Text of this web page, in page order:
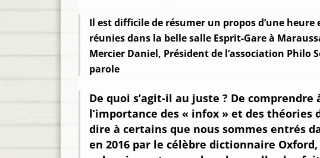
Il est difficile de résumer un propos d’une
réunies dans la belle salle Esprit-Gare à
Mercier Daniel, Président de l’association
parole
De quoi s’agit-il au juste ? De
l’importance des « infox » et des
dire à certains que nous sommes entrés
en 2016 par le célèbre dictionnaire